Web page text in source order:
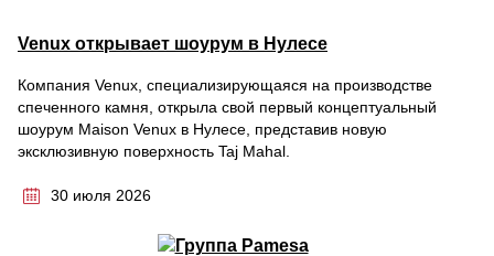
Venux открывает шоурум в Нулесе
Компания Venux, специализирующаяся на производстве
спеченного камня, открыла свой первый концептуальный
шоурум Maison Venux в Нулесе, представив новую
эксклюзивную поверхность Taj Mahal.
30 июля 2026